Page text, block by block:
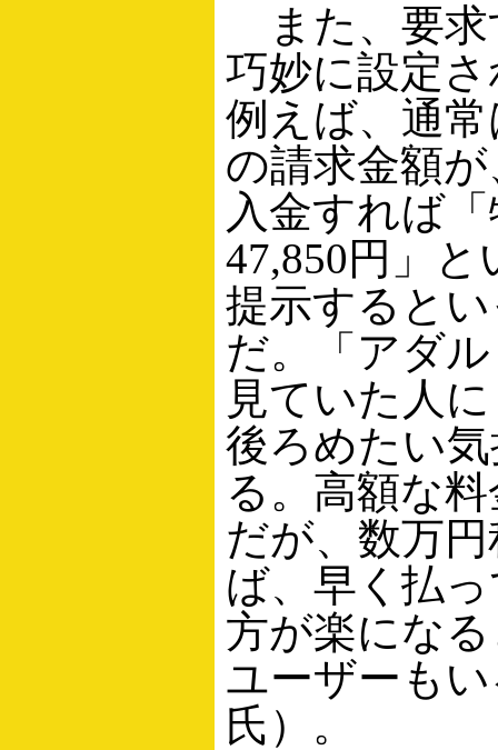
また、要求
巧妙に設定
例えば、通常
の請求金額
入金すれば
47,850円」
提示すると
だ。「アダ
見ていた人
後ろめたい
る。高額な
だが、数万
ば、早く払
方が楽にな
ユーザーも
氏）。